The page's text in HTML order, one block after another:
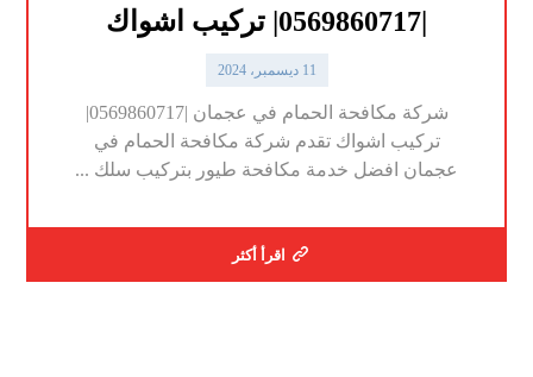
11 ديسمبر، 2024
شركة مكافحة الحمام في عجمان |0569860717|
تركيب اشواك تقدم شركة مكافحة الحمام في
عجمان افضل خدمة مكافحة طيور بتركيب سلك ...
اقرأ أكثر